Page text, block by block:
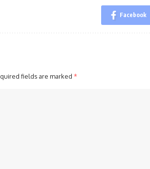
Facebook
fields are marked *